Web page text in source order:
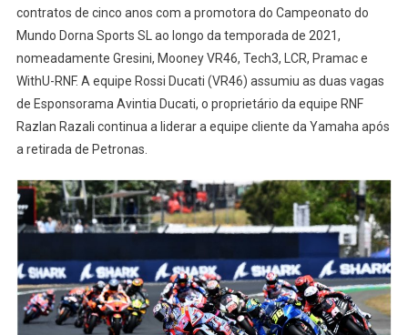
contratos de cinco anos com a promotora do Campeonato do
Mundo Dorna Sports SL ao longo da temporada de 2021,
nomeadamente Gresini, Mooney VR46, Tech3, LCR, Pramac e
WithU-RNF. A equipe Rossi Ducati (VR46) assumiu as duas vagas
de Esponsorama Avintia Ducati, o proprietário da equipe RNF
Razlan Razali continua a liderar a equipe cliente da Yamaha após
a retirada de Petronas.